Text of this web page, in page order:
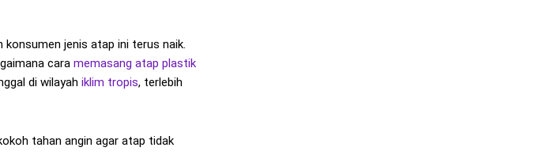
jenis atap ini terus naik.
cara memasang atap plastik
di wilayah iklim tropis, terlebih
tahan angin agar atap tidak